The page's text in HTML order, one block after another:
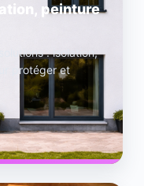
peinture
: isolation,
protéger et